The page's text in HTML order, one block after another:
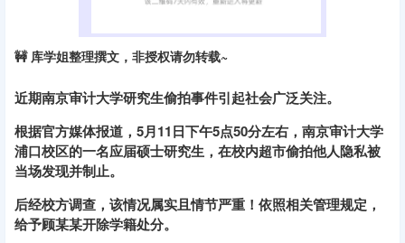
🚧 库学姐整理撰文，非授权请勿转载~
近期南京审计大学研究生偷拍事件引起社会广泛关注。
根据官方媒体报道，5月11日下午5点50分左右，南京审计大学
浦口校区的一名应届硕士研究生，在校内超市偷拍他人隐私被
当场发现并制止。
后经校方调查，该情况属实且情节严重‌！依照相关管理规定，
给予顾某某开除学籍处分‌。‌‌‌